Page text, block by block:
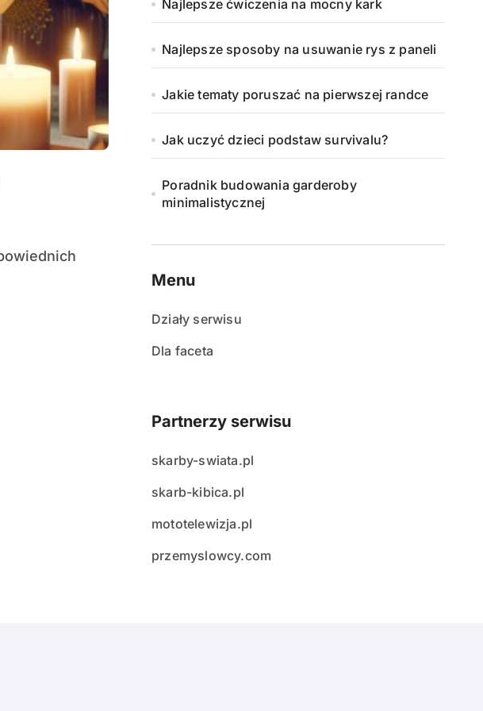
Najlepsze ćwiczenia na mocny kark
Najlepsze sposoby na usuwanie rys z paneli
Jakie tematy poruszać na pierwszej randce
Jak uczyć dzieci podstaw survivalu?
Poradnik budowania garderoby
minimalistycznej
Menu
Działy serwisu
Dla faceta
Partnerzy serwisu
skarby-swiata.pl
skarb-kibica.pl
mototelewizja.pl
przemyslowcy.com